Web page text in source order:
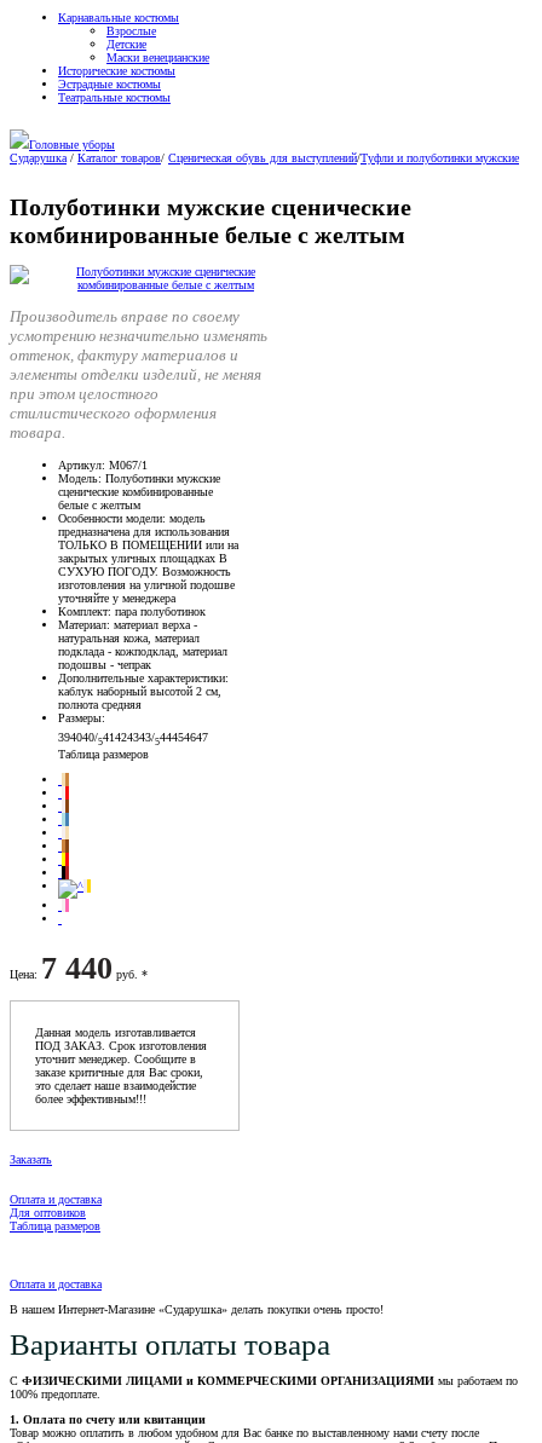
Карнавальные костюмы
Взрослые
Детские
Маски венецианские
Исторические костюмы
Эстрадные костюмы
Театральные костюмы
Головные уборы
Сударушка / Каталог товаров/ Сценическая обувь для выступлений/Туфли и полуботинки мужские
Полуботинки мужские сценические
комбинированные белые с желтым
Производитель вправе по своему
усмотрению незначительно изменять
оттенок, фактуру материалов и
элементы отделки изделий, не меняя
при этом целостного
стилистического оформления
товара.
Артикул: М067/1
Модель: Полуботинки мужские
сценические комбинированные
белые с желтым
Особенности модели: модель
предназначена для использования
ТОЛЬКО В ПОМЕЩЕНИИ или на
закрытых уличных площадках В
СУХУЮ ПОГОДУ. Возможность
изготовления на уличной подошве
уточняйте у менеджера
Комплект: пара полуботинок
Материал: материал верха -
натуральная кожа, материал
подклада - кожподклад, материал
подошвы - чепрак
Дополнительные характеристики:
каблук наборный высотой 2 см,
полнота средняя
Размеры:
394040/541424343/544454647
Таблица размеров
Цена: 7 440 руб. *
Данная модель изготавливается
ПОД ЗАКАЗ. Срок изготовления
уточнит менеджер. Сообщите в
заказе критичные для Вас сроки,
это сделает наше взаимодейстие
более эффективным!!!
Заказать
Оплата и доставка
Для оптовиков
Таблица размеров
Оплата и доставка
В нашем Интернет-Магазине «Сударушка» делать покупки очень просто!
Варианты оплаты товара
С ФИЗИЧЕСКИМИ ЛИЦАМИ и КОММЕРЧЕСКИМИ ОРГАНИЗАЦИЯМИ мы работаем по
100% предоплате.
1. Оплата по счету или квитанции
Товар можно оплатить в любом удобном для Вас банке по выставленному нами счету после